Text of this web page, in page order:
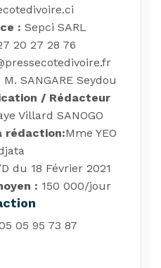
: Sepci SARL
20 27 28 76
M. SANGARE Seydou
/ Rédacteur
Villard SANOGO
rédaction:Mme YEO
du 18 Février 2021
: 150 000/jour
05 95 73 87